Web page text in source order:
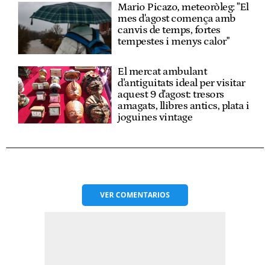
Mario Picazo, meteoròleg: "El
mes d'agost comença amb
canvis de temps, fortes
tempestes i menys calor"
El mercat ambulant
d'antiguitats ideal per visitar
aquest 9 d'agost: tresors
amagats, llibres antics, plata i
joguines vintage
VERCOMENTARIOS